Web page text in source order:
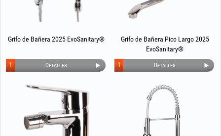
Grifo de Bañera 2025 EvoSanitary®
Detalles
1
Grifo de Bañera Pico Largo 2025
EvoSanitary®
Detalles
1